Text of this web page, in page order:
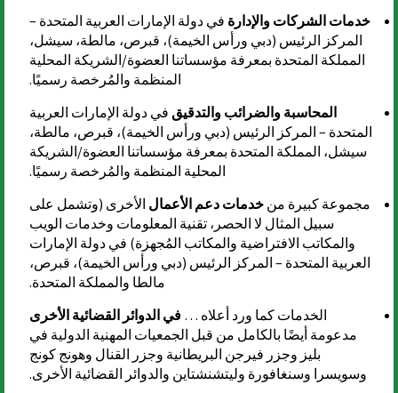
خدمات الشركات والإدارة في دولة الإمارات العربية المتحدة –
المركز الرئيس (دبي ورأس الخيمة)، قبرص، مالطة، سيشل،
المملكة المتحدة بمعرفة مؤسساتنا العضوة/الشريكة المحلية
المنظمة والمُرخصة رسميًا.
المحاسبة والضرائب والتدقيق في دولة الإمارات العربية
المتحدة – المركز الرئيس (دبي ورأس الخيمة)، قبرص، مالطة،
سيشل، المملكة المتحدة بمعرفة مؤسساتنا العضوة/الشريكة
المحلية المنظمة والمُرخصة رسميًا.
مجموعة كبيرة من خدمات دعم الأعمال الأخرى (وتشمل على
سبيل المثال لا الحصر، تقنية المعلومات وخدمات الويب
والمكاتب الافتراضية والمكاتب المُجهزة) في دولة الإمارات
العربية المتحدة – المركز الرئيس (دبي ورأس الخيمة)، قبرص،
مالطا والمملكة المتحدة.
الخدمات كما ورد أعلاه … في الدوائر القضائية الأخرى
مدعومة أيضًا بالكامل من قبل الجمعيات المهنية الدولية في
بليز وجزر فيرجن البريطانية وجزر القنال وهونج كونج
وسويسرا وسنغافورة وليتشنشتاين والدوائر القضائية الأخرى.